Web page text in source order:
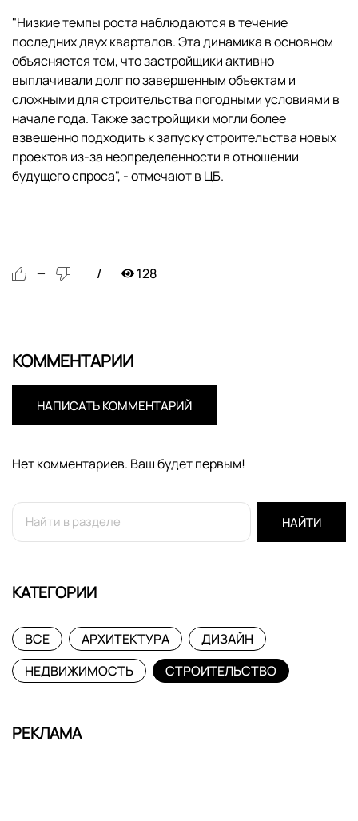
"Низкие темпы роста наблюдаются в течение
последних двух кварталов. Эта динамика в основном
объясняется тем, что застройщики активно
выплачивали долг по завершенным объектам и
сложными для строительства погодными условиями в
начале года. Также застройщики могли более
взвешенно подходить к запуску строительства новых
проектов из-за неопределенности в отношении
будущего спроса", - отмечают в ЦБ.
— 128
КОММЕНТАРИИ
НАПИСАТЬ КОММЕНТАРИЙ
Нет комментариев. Ваш будет первым!
НАЙТИ
КАТЕГОРИИ
ВСЕ АРХИТЕКТУРА
ДИЗАЙН
НЕДВИЖИМОСТЬ
СТРОИТЕЛЬСТВО
РЕКЛАМА